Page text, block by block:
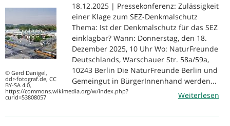
© Gerd Danigel,
ddr-fotograf.de, CC
BY-SA 4.0,
https://commons.wikimedia.org/w/index.php?
curid=53808057
18.12.2025 | Pressekonferenz: Zulässigkeit
einer Klage zum SEZ-Denkmalschutz
Thema: Ist der Denkmalschutz für das SEZ
einklagbar? Wann: Donnerstag, den 18.
Dezember 2025, 10 Uhr Wo: NaturFreunde
Deutschlands, Warschauer Str. 58a/59a,
10243 Berlin Die NaturFreunde Berlin und
Gemeingut in BürgerInnenhand werden...
Weiterlesen